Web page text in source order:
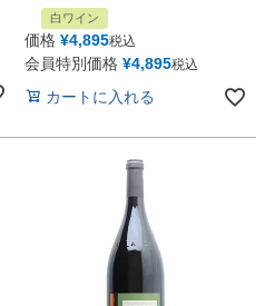
白ワイン
価格 ¥4,895税込
会員特別価格 ¥4,895税込
カートに入れる